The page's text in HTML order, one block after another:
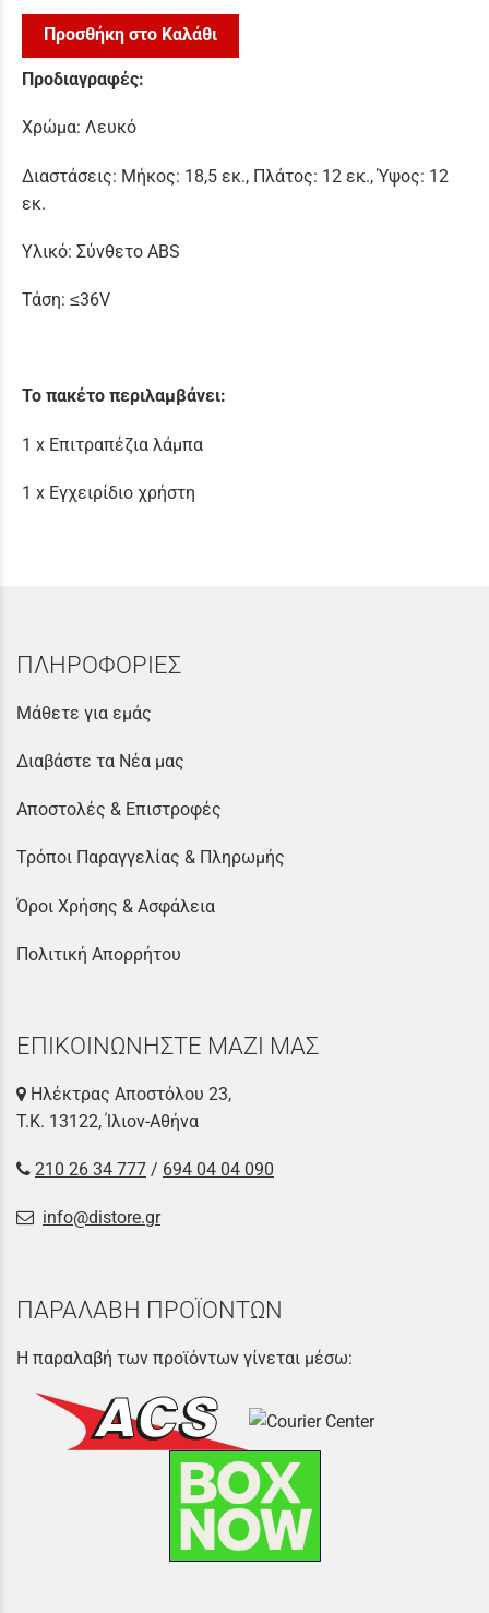
Προσθήκη στο Καλάθι
Προδιαγραφές:
Χρώμα: Λευκό
Διαστάσεις: Μήκος: 18,5 εκ., Πλάτος: 12 εκ., Ύψος: 12
εκ.
Υλικό: Σύνθετο ABS
Τάση: ≤36V
Το πακέτο περιλαμβάνει:
1 x Επιτραπέζια λάμπα
1 x Εγχειρίδιο χρήστη
ΠΛΗΡΟΦΟΡΙΕΣ
Μάθετε για εμάς
Διαβάστε τα Νέα μας
Αποστολές & Επιστροφές
Τρόποι Παραγγελίας & Πληρωμής
Όροι Χρήσης & Ασφάλεια
Πολιτική Απορρήτου
ΕΠΙΚΟΙΝΩΝΗΣΤΕ ΜΑΖΙ ΜΑΣ
Ηλέκτρας Αποστόλου 23,
Τ.Κ. 13122, Ίλιον-Αθήνα
210 26 34 777 / 694 04 04 090
info@distore.gr
ΠΑΡΑΛΑΒΗ ΠΡΟΪΟΝΤΩΝ
Η παραλαβή των προϊόντων γίνεται μέσω: